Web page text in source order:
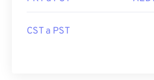
CST a PST